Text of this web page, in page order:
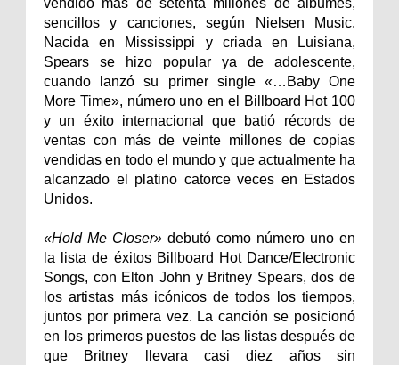
sencillos y canciones, según Nielsen Music.
Nacida en Mississippi y criada en Luisiana,
Spears se hizo popular ya de adolescente,
cuando lanzó su primer single «…Baby One
More Time», número uno en el Billboard Hot 100
y un éxito internacional que batió récords de
ventas con más de veinte millones de copias
vendidas en todo el mundo y que actualmente ha
alcanzado el platino catorce veces en Estados
Unidos.
«Hold Me Closer» debutó como número uno en
la lista de éxitos Billboard Hot Dance/Electronic
Songs, con Elton John y Britney Spears, dos de
los artistas más icónicos de todos los tiempos,
juntos por primera vez. La canción se posicionó
en los primeros puestos de las listas después de
que Britney llevara casi diez años sin